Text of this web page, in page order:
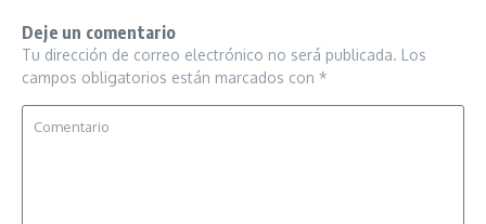
Deje un comentario
Tu dirección de correo electrónico no será publicada. Los
campos obligatorios están marcados con *